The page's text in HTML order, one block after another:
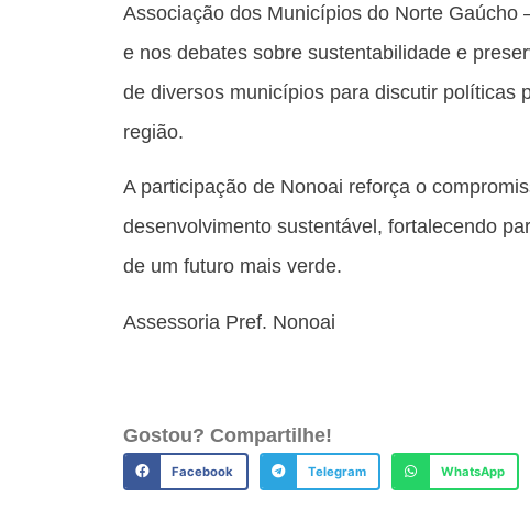
Associação dos Municípios do Norte Gaúcho
e nos debates sobre sustentabilidade e
de diversos municípios para discutir políticas
região.
A participação de Nonoai reforça o
desenvolvimento sustentável, fortalecendo
de um futuro mais verde.
Assessoria Pref. Nonoai
Gostou? Compartilhe!
Facebook Telegram WhatsApp